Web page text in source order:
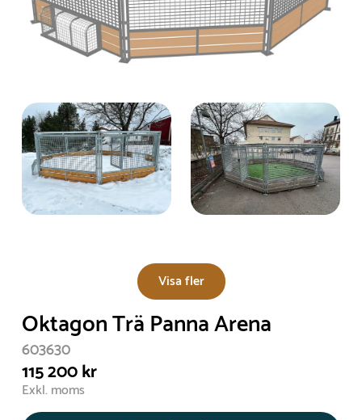
Visa fler
Oktagon Trä Panna Arena
603630
115 200 kr
Exkl. moms